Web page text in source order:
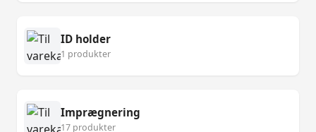
ID holder
1 produkter
Imprægnering
17 produkter